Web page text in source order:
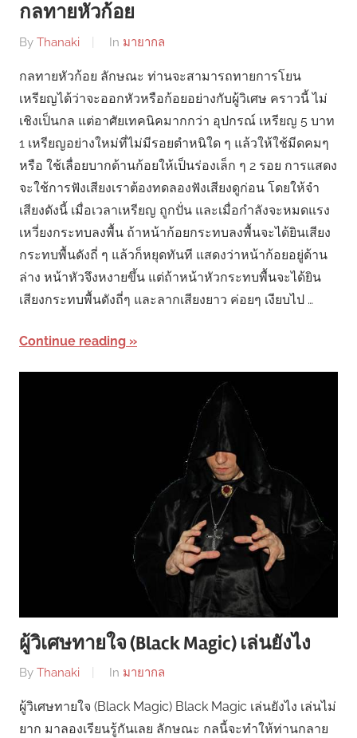
กลทายหัวก้อย
By Thanaki In มายากล
กลทายหัวก้อย ลักษณะ ท่านจะสามารถทายการโยน
เหรียญได้ว่าจะออกหัวหรือก้อยอย่างกับผู้วิเศษ คราวนี้ ไม่
เชิงเป็นกล แต่อาศัยเทคนิคมากกว่า อุปกรณ์ เหรียญ 5 บาท
1 เหรียญอย่างใหม่ที่ไม่มีรอยตำหนิใด ๆ แล้วให้ใช้มีดคมๆ
หรือ ใช้เลื่อยบากด้านก้อยให้เป็นร่องเล็ก ๆ 2 รอย การแสดง
จะใช้การฟังเสียงเราต้องทดลองฟังเสียงดูก่อน โดยให้จำ
เสียงดังนี้ เมื่อเวลาเหรียญ ถูกปั่น และเมื่อกำลังจะหมดแรง
เหวี่ยงกระทบลงพื้น ถ้าหน้าก้อยกระทบลงพื้นจะได้ยินเสียง
กระทบพื้นดังถี่ ๆ แล้วก็หยุดทันที แสดงว่าหน้าก้อยอยู่ด้าน
ล่าง หน้าหัวจึงหงายขึ้น แต่ถ้าหน้าหัวกระทบพื้นจะได้ยิน
เสียงกระทบพื้นดังถี่ๆ และลากเสียงยาว ค่อยๆ เงียบไป …
Continue reading
ผู้วิเศษทายใจ (Black Magic) เล่นยังไง
By Thanaki In มายากล
ผู้วิเศษทายใจ (Black Magic) Black Magic เล่นยังไง เล่นไม่
ยาก มาลองเรียนรู้กันเลย ลักษณะ กลนี้จะทำให้ท่านกลาย